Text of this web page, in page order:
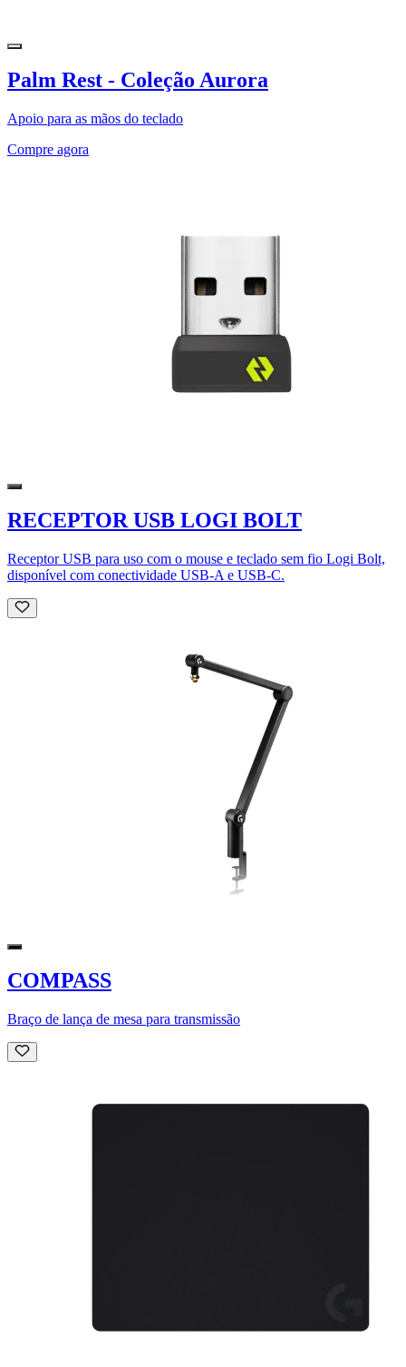
Palm Rest - Coleção Aurora
Apoio para as mãos do teclado
Compre agora
RECEPTOR USB LOGI BOLT
Receptor USB para uso com o mouse e teclado sem fio Logi Bolt,
disponível com conectividade USB-A e USB-C.
COMPASS
Braço de lança de mesa para transmissão